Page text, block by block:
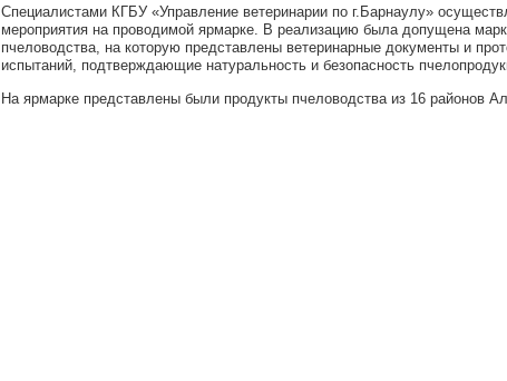
Специалистами КГБУ «Управление ветеринарии по г.Барнаулу»
мероприятия на проводимой ярмарке. В реализацию была допущена
пчеловодства, на которую представлены ветеринарные документы и
испытаний, подтверждающие натуральность и безопасность
На ярмарке представлены были продукты пчеловодства из 16 районов